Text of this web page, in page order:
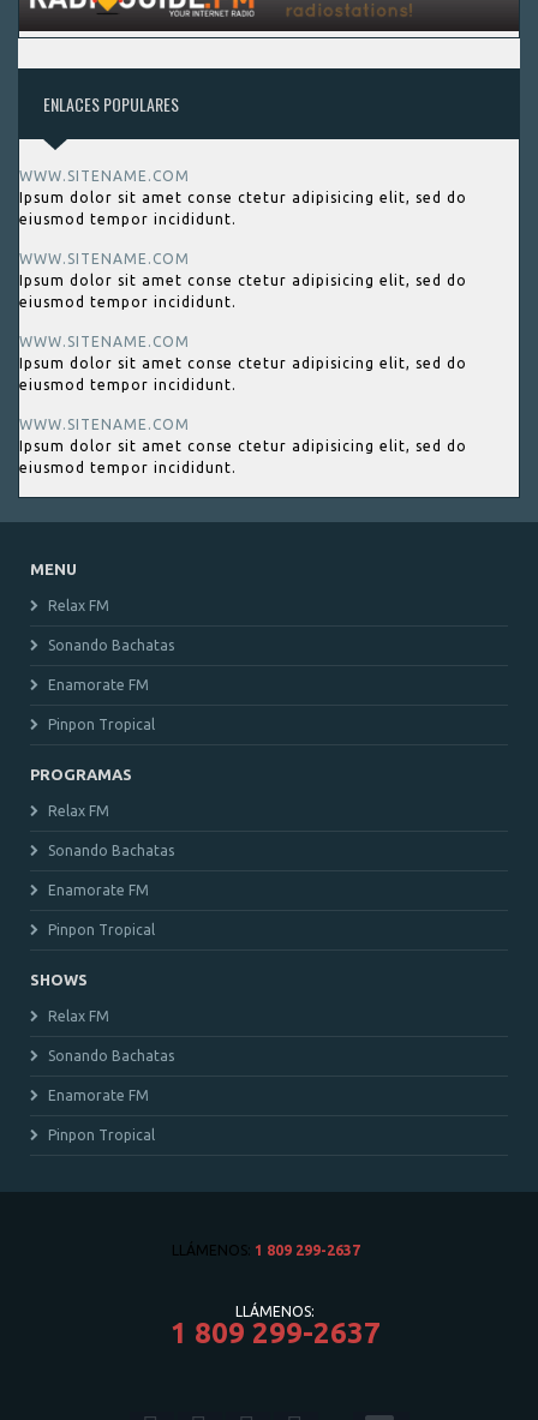
ENLACES POPULARES
WWW.SITENAME.COM
Ipsum dolor sit amet conse ctetur adipisicing elit, sed do
eiusmod tempor incididunt.
WWW.SITENAME.COM
Ipsum dolor sit amet conse ctetur adipisicing elit, sed do
eiusmod tempor incididunt.
WWW.SITENAME.COM
Ipsum dolor sit amet conse ctetur adipisicing elit, sed do
eiusmod tempor incididunt.
WWW.SITENAME.COM
Ipsum dolor sit amet conse ctetur adipisicing elit, sed do
eiusmod tempor incididunt.
MENU
Relax FM
Sonando Bachatas
Enamorate FM
Pinpon Tropical
PROGRAMAS
Relax FM
Sonando Bachatas
Enamorate FM
Pinpon Tropical
SHOWS
Relax FM
Sonando Bachatas
Enamorate FM
Pinpon Tropical
LLÁMENOS: 1 809 299-2637
LLÁMENOS:
1 809 299-2637